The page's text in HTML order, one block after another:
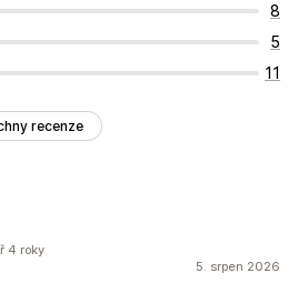
8
5
11
recenze
5. srpen 2026
4 roky